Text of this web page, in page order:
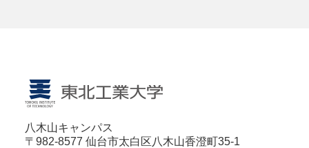
八木山キャンパス
〒982-8577 仙台市太白区八木山香澄町35-1